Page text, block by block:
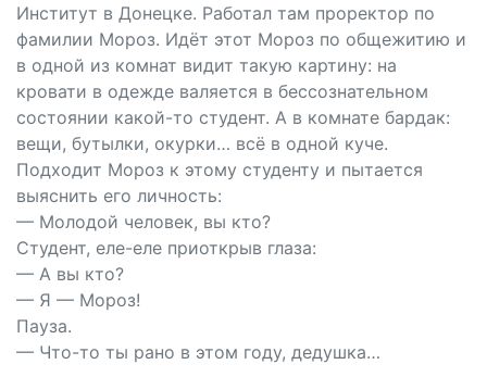
Институт в Донецке. Работал там проректор по
фамилии Мороз. Идёт этот Мороз по общежитию и
в одной из комнат видит такую картину: на
кровати в одежде валяется в бессознательном
состоянии какой-то студент. А в комнате бардак:
вещи, бутылки, окурки… всё в одной куче.
Подходит Мороз к этому студенту и пытается
выяснить его личность:
— Молодой человек, вы кто?
Студент, еле-еле приоткрыв глаза:
— А вы кто?
— Я — Мороз!
Пауза.
— Что-то ты рано в этом году, дедушка…